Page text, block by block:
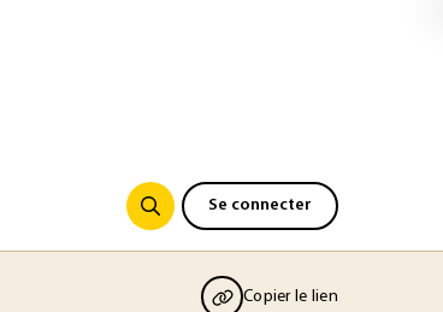
Se connecter
Copier le lien